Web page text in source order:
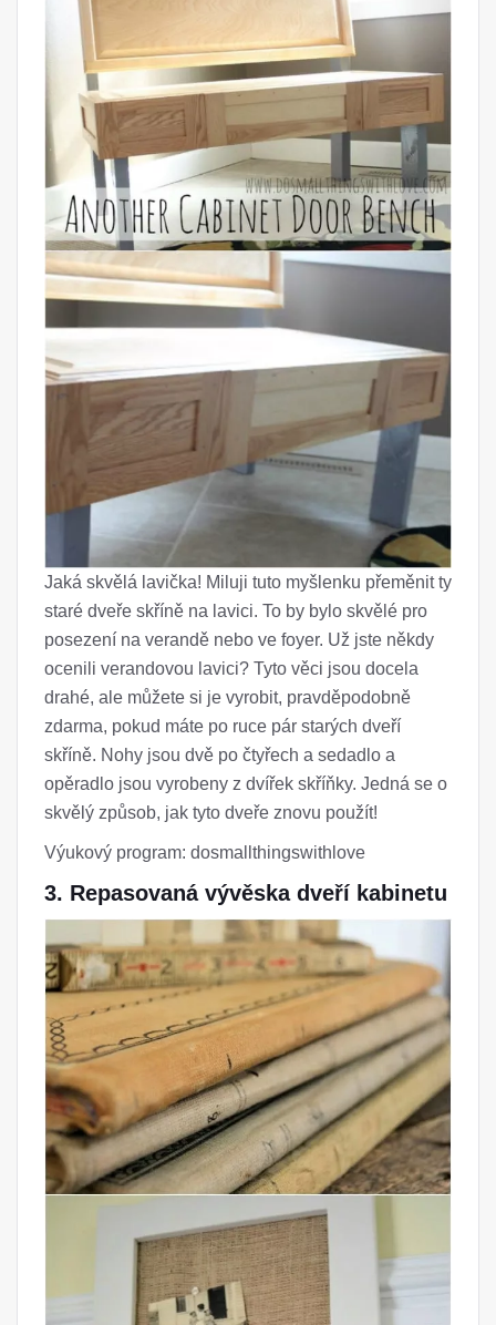
Jaká skvělá lavička! Miluji tuto myšlenku přeměnit ty
staré dveře skříně na lavici. To by bylo skvělé pro
posezení na verandě nebo ve foyer. Už jste někdy
ocenili verandovou lavici? Tyto věci jsou docela
drahé, ale můžete si je vyrobit, pravděpodobně
zdarma, pokud máte po ruce pár starých dveří
skříně. Nohy jsou dvě po čtyřech a sedadlo a
opěradlo jsou vyrobeny z dvířek skříňky. Jedná se o
skvělý způsob, jak tyto dveře znovu použít!
Výukový program: dosmallthingswithlove
3. Repasovaná vývěska dveří kabinetu